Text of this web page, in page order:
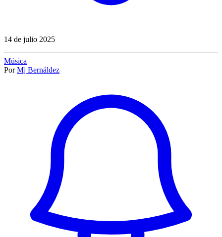
14 de julio 2025
Música
Por Mj Bernáldez